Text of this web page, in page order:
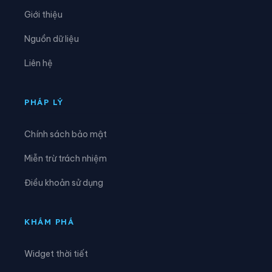
Xã Mường Khiêng
Xã Phiêng Cằm
Giới thiệu
Nguồn dữ liệu
Liên hệ
PHÁP LÝ
Chính sách bảo mật
Miễn trừ trách nhiệm
Điều khoản sử dụng
KHÁM PHÁ
Widget thời tiết